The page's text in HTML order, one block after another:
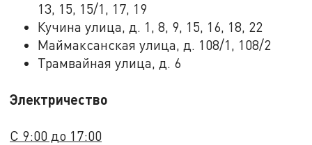
13, 15, 15/1, 17, 19
Кучина улица, д. 1, 8, 9, 15, 16, 18, 22
Маймаксанская улица, д. 108/1, 108/2
Трамвайная улица, д. 6
Электричество
С 9:00 до 17:00